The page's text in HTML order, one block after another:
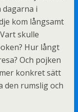
i
kom långsamt
skulle
Hur långt
Och pojken
konkret sätt
den rumslig och